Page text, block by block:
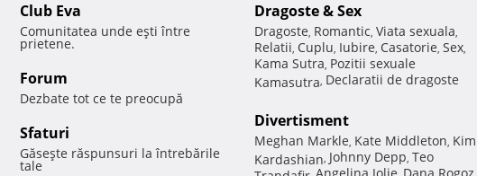
Club Eva
Comunitatea unde eşti între
prietene.
Forum
Dezbate tot ce te preocupă
Sfaturi
Găseşte răspunsuri la întrebările
tale
Dragoste & Sex
Dragoste, Romantic, Viata sexuala,
Relatii, Cuplu, Iubire, Casatorie, Sex,
Kama Sutra, Pozitii sexuale
Kamasutra, Declaratii de dragoste
Divertisment
Meghan Markle, Kate Middleton, Kim
Kardashian, Johnny Depp, Teo